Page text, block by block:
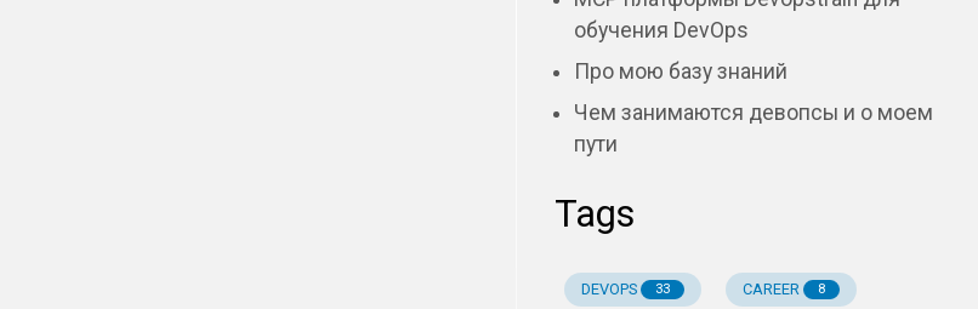
обучения DevOps
Про мою базу знаний
Чем занимаются девопсы и о моем
пути
Tags
DEVOPS 33 CAREER 8